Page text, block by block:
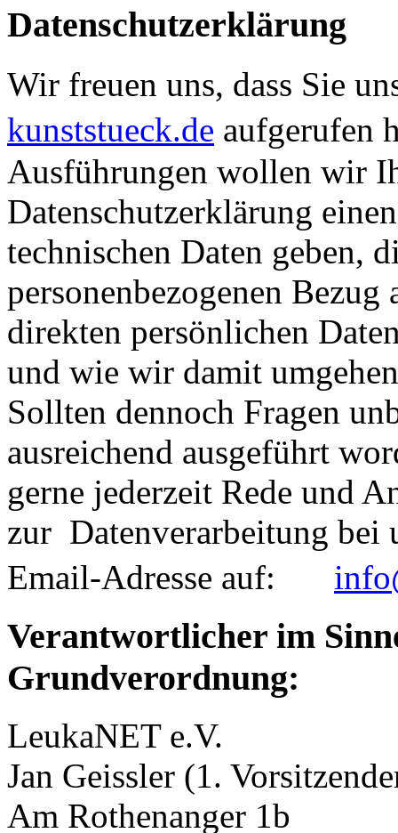
Datenschutzerklärung
Wir freuen uns, dass Sie
kunststueck.de aufgerufen
Ausführungen wollen wir
Datenschutzerklärung
technischen Daten geben,
personenbezogenen
direkten persönlichen
und wie wir damit
Sollten dennoch Fragen
ausreichend ausgeführt
gerne jederzeit Rede und
zur Datenverarbeitung bei
Email-Adresse auf:
Verantwortlicher im
Grundverordnung:
LeukaNET e.V.
Jan Geissler (1.
Am Rothenanger 1b